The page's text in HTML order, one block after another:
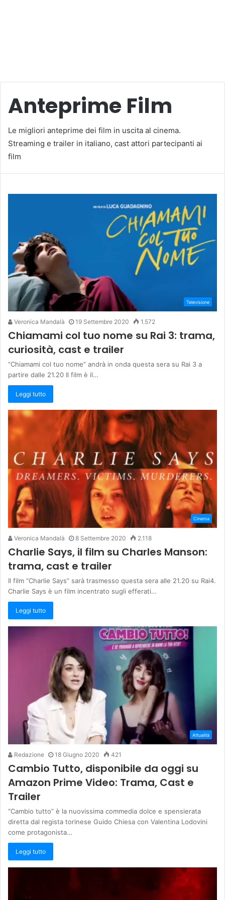
Anteprime Film
Le migliori anteprime dei film in uscita al cinema.
Streaming e trailer in italiano, cast attori partecipanti ai
film
Televisione
Veronica Mandalà 19 Settembre 2020 1.572
Chiamami col tuo nome su Rai 3: trama,
curiosità, cast e trailer
“Chiamami col tuo nome” andrà in onda questa sera su Rai 3 a
partire dalle 21.20 Il film è il…
Leggi tutto
Cinema
Veronica Mandalà 8 Settembre 2020 2.118
Charlie Says, il film su Charles Manson:
trama, cast e trailer
Il film “Charlie Says” sarà trasmesso questa sera alle 21.20 su Rai4.
Charlie Says è un film incentrato sugli efferati…
Leggi tutto
Attualità
Redazione 18 Giugno 2020 421
Cambio Tutto, disponibile da oggi su
Amazon Prime Video: Trama, Cast e
Trailer
“Cambio tutto” è la nuovissima commedia dolce e spensierata
diretta dal regista torinese Guido Chiesa con Valentina Lodovini
come protagonista…
Leggi tutto